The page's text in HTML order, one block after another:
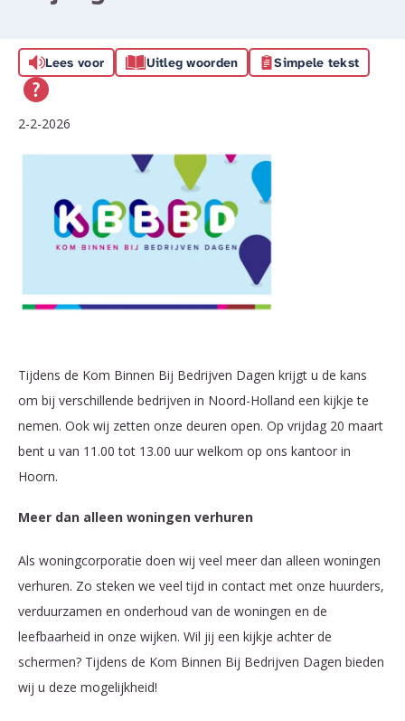
Lees voor Uitleg woorden Simpele tekst
2-2-2026
Tijdens de Kom Binnen Bij Bedrijven Dagen krijgt u de kans
om bij verschillende bedrijven in Noord-Holland een kijkje te
nemen. Ook wij zetten onze deuren open. Op vrijdag 20 maart
bent u van 11.00 tot 13.00 uur welkom op ons kantoor in
Hoorn.
Meer dan alleen woningen verhuren
Als woningcorporatie doen wij veel meer dan alleen woningen
verhuren. Zo steken we veel tijd in contact met onze huurders,
verduurzamen en onderhoud van de woningen en de
leefbaarheid in onze wijken. Wil jij een kijkje achter de
schermen? Tijdens de Kom Binnen Bij Bedrijven Dagen bieden
wij u deze mogelijkheid!